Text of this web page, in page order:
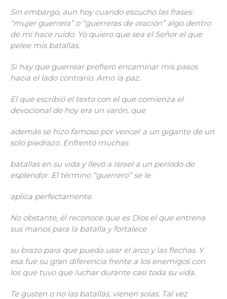
Sin embargo, aun hoy cuando escucho las frases:
“mujer guerrera” o “guerreras de oración” algo dentro
de mí hace ruido. Yo quiero que sea el Señor el que
pelee mis batallas.
Si hay que guerrear prefiero encaminar mis pasos
hacia el lado contrario. Amo la paz.
El que escribió el texto con el que comienza el
devocional de hoy era un varón, que
además se hizo famoso por vencer a un gigante de un
solo piedrazo. Enfrentó muchas
batallas en su vida y llevó a Israel a un período de
esplendor. El término “guerrero” se le
aplica perfectamente.
No obstante, él reconoce que es Dios el que entrena
sus manos para la batalla y fortalece
su brazo para que pueda usar el arco y las flechas. Y
esa fue su gran diferencia frente a los enemigos con
los que tuvo que luchar durante casi toda su vida.
Te gusten o no las batallas, vienen solas. Tal vez